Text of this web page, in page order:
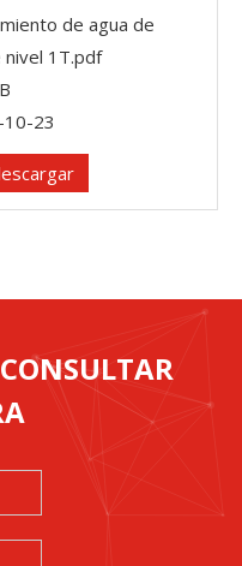
de agua de
nivel 1T.pdf
23